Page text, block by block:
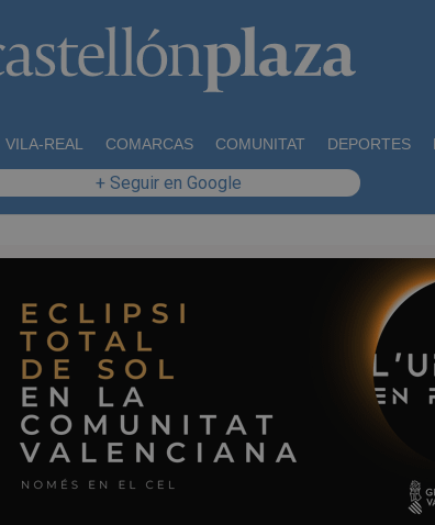
VILA-REAL COMARCAS COMUNITAT DEPORTES
+ Seguir en Google